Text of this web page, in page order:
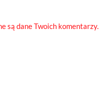
są dane Twoich komentarzy.